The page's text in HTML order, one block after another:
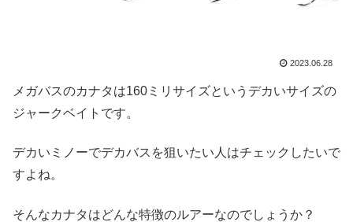
2023.06.28
メガバスのカナタは160ミリサイズというデカいサイズの
ジャークベイトです。
デカいミノーでデカバスを狙いたい人はチェックしたいで
すよね。
そんなカナタはどんな特徴のルアーなのでしょうか？